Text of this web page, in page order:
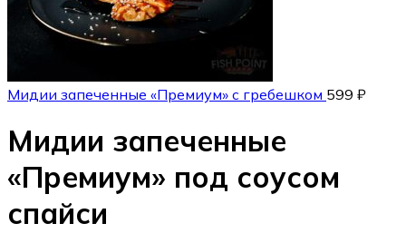
Мидии запеченные «Премиум» с гребешком 599 ₽
Мидии запеченные
«Премиум» под соусом
спайси